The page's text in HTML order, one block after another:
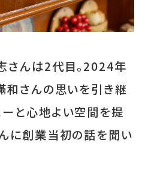
さんは2代目。2024年
和さんの思いを引き継
ーと心地よい空間を提
に創業当初の話を聞い